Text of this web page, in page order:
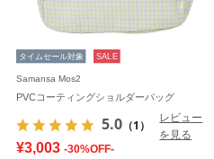
タイムセール対象 SALE
Samansa Mos2
PVCコーティングショルダーバッグ
5.0 （1）
レビュー
を見る
¥3,003 -30%OFF-